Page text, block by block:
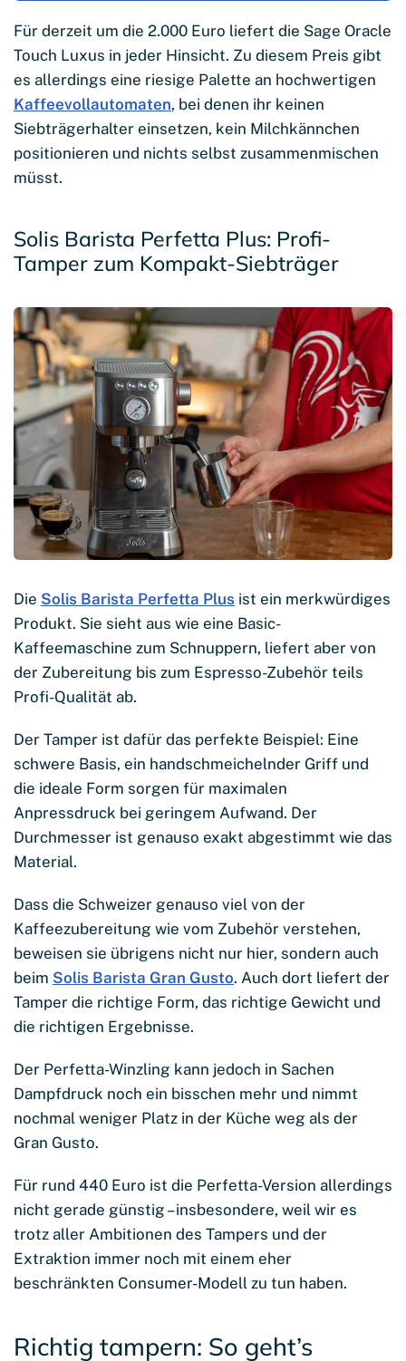
Für derzeit um die 2.000 Euro liefert die Sage Oracle
Touch Luxus in jeder Hinsicht. Zu diesem Preis gibt
es allerdings eine riesige Palette an hochwertigen
Kaffeevollautomaten, bei denen ihr keinen
Siebträgerhalter einsetzen, kein Milchkännchen
positionieren und nichts selbst zusammenmischen
müsst.
Solis Barista Perfetta Plus: Profi-
Tamper zum Kompakt-Siebträger
Die Solis Barista Perfetta Plus ist ein merkwürdiges
Produkt. Sie sieht aus wie eine Basic-
Kaffeemaschine zum Schnuppern, liefert aber von
der Zubereitung bis zum Espresso-Zubehör teils
Profi-Qualität ab.
Der Tamper ist dafür das perfekte Beispiel: Eine
schwere Basis, ein handschmeichelnder Griff und
die ideale Form sorgen für maximalen
Anpressdruck bei geringem Aufwand. Der
Durchmesser ist genauso exakt abgestimmt wie das
Material.
Dass die Schweizer genauso viel von der
Kaffeezubereitung wie vom Zubehör verstehen,
beweisen sie übrigens nicht nur hier, sondern auch
beim Solis Barista Gran Gusto. Auch dort liefert der
Tamper die richtige Form, das richtige Gewicht und
die richtigen Ergebnisse.
Der Perfetta-Winzling kann jedoch in Sachen
Dampfdruck noch ein bisschen mehr und nimmt
nochmal weniger Platz in der Küche weg als der
Gran Gusto.
Für rund 440 Euro ist die Perfetta-Version allerdings
nicht gerade günstig – insbesondere, weil wir es
trotz aller Ambitionen des Tampers und der
Extraktion immer noch mit einem eher
beschränkten Consumer-Modell zu tun haben.
Richtig tampern: So geht’s